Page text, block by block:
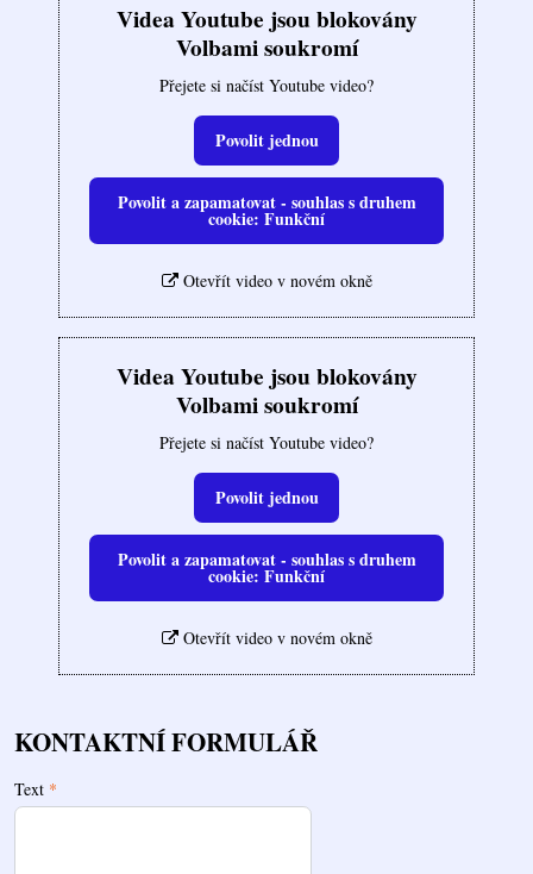
Videa Youtube jsou blokovány
Volbami soukromí
Přejete si načíst Youtube video?
Povolit jednou
Povolit a zapamatovat - souhlas s druhem
cookie: Funkční
Otevřít video v novém okně
Videa Youtube jsou blokovány
Volbami soukromí
Přejete si načíst Youtube video?
Povolit jednou
Povolit a zapamatovat - souhlas s druhem
cookie: Funkční
Otevřít video v novém okně
KONTAKTNÍ FORMULÁŘ
Text *